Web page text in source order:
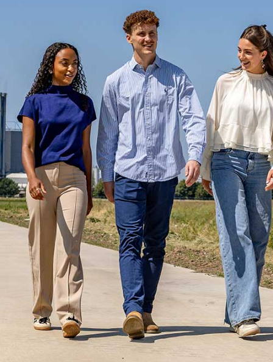
STARTERS
JOUW VERHAAL
PROGRAMMA INHOUD
SELECTIEPROCEDURE
JOUW TOEKOMST
INSCHRIJVEN
ONZE TRAINEES
ONZE ALUMNI
VACATURES